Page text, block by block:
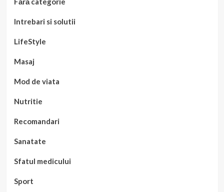
Intrebari si solutii
LifeStyle
Masaj
Mod de viata
Nutritie
Recomandari
Sanatate
Sfatul medicului
Sport